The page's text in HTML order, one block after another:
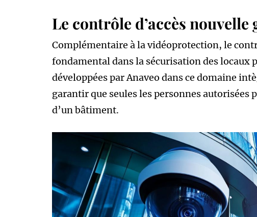
Le contrôle d’accès
Complémentaire à la vidéoprotection, le
fondamental dans la sécurisation des locaux
développées par Anaveo dans ce domaine
garantir que seules les personnes autorisées
d’un bâtiment.